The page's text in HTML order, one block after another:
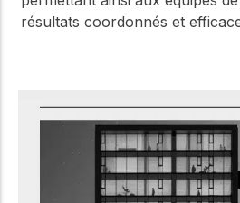
résultats coordonnés et